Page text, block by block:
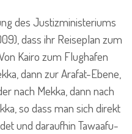
des Justizministeriums
dass ihr Reiseplan zum
Kairo zum Flughafen
dann zur Arafat-Ebene,
nach Mekka, dann nach
so dass man sich direkt
und daraufhin Tawaafu-